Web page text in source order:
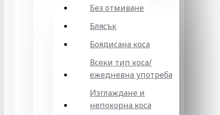
Без отмиване
Блясък
Боядисана коса
Всеки тип коса/
ежедневна употреба
Изглаждане и
непокорна коса